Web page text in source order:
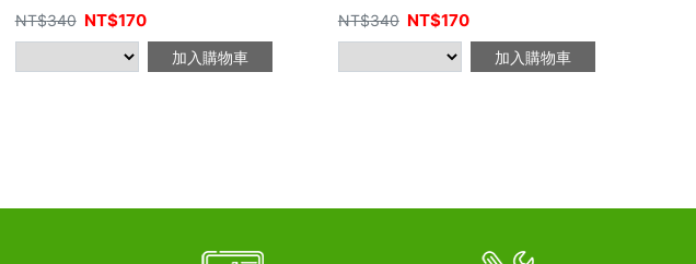
NT$340 NT$170
加入購物車
NT$340 NT$170
加入購物車